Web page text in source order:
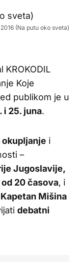
2016 (Na putu oko sveta)
KROKODIL
Koje
publikom je u
i 25. juna.
i
–
Jugoslavije,
od 20 časova, i
Mišina
debatni